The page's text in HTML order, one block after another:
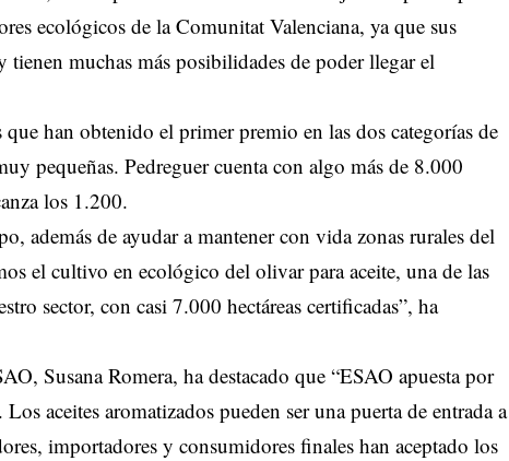
ecológicos de la Comunitat Valenciana, ya que sus
muchas más posibilidades de poder llegar el
que han obtenido el primer premio en las dos categorías de
pequeñas. Pedreguer cuenta con algo más de 8.000
los 1.200.
además de ayudar a mantener con vida zonas rurales del
el cultivo en ecológico del olivar para aceite, una de las
sector, con casi 7.000 hectáreas certificadas”, ha
Susana Romera, ha destacado que “ESAO apuesta por
aceites aromatizados pueden ser una puerta de entrada a
importadores y consumidores finales han aceptado los